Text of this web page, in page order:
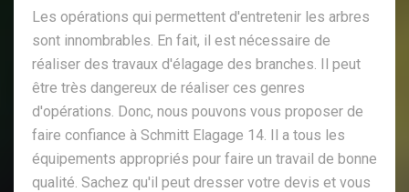
Les opérations qui permettent d'entretenir les arbres
sont innombrables. En fait, il est nécessaire de
réaliser des travaux d'élagage des branches. Il peut
être très dangereux de réaliser ces genres
d'opérations. Donc, nous pouvons vous proposer de
faire confiance à Schmitt Elagage 14. Il a tous les
équipements appropriés pour faire un travail de bonne
qualité. Sachez qu'il peut dresser votre devis et vous